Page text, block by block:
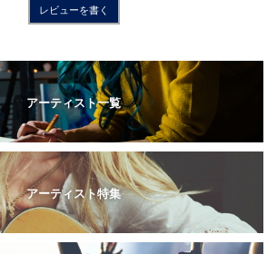
レビューを書く
アーティスト一覧
アーティスト特集